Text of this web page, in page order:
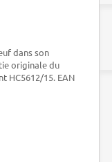
dans son
originale du
HC5612/15. EAN